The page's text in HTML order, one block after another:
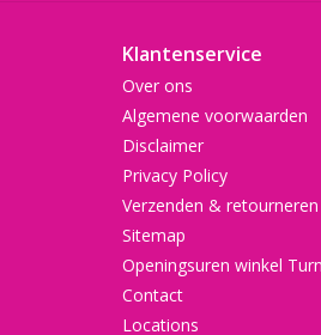
Klantenservice
Over ons
Algemene voorwaarden
Disclaimer
Privacy Policy
Verzenden & retourneren
Sitemap
Openingsuren winkel
Contact
Locations